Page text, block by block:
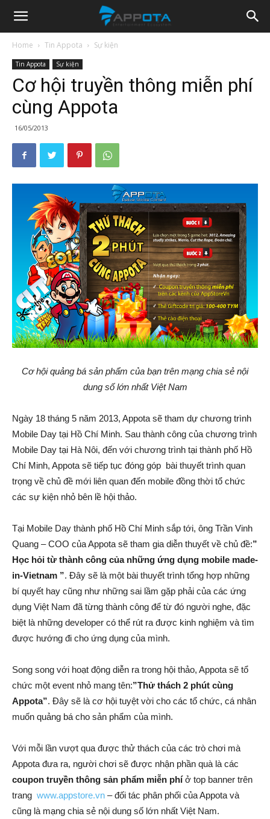
Appota
News
Home Tin Appota Sự kiện
Tin Appota Sự kiện
Cơ hội truyền thông miễn phí
cùng Appota
16/05/2013
Cơ hội quảng bá sản phẩm của bạn trên mạng chia sẻ nội
dung số lớn nhất Việt Nam
Ngày 18 tháng 5 năm 2013, Appota sẽ tham dự chương trình
Mobile Day tại Hồ Chí Minh. Sau thành công của chương trình
Mobile Day tại Hà Nôi, đến với chương trình tại thành phố Hồ
Chí Minh, Appota sẽ tiếp tục đóng góp bài thuyết trình quan
trọng về chủ đề mới liên quan đến mobile đồng thời tổ chức
các sự kiện nhỏ bên lề hội thảo.
Tại Mobile Day thành phố Hồ Chí Minh sắp tới, ông Trần Vinh
Quang – COO của Appota sẽ tham gia diễn thuyết về chủ đề:”
Học hỏi từ thành công của những ứng dụng mobile made-
in-Vietnam ”. Đây sẽ là một bài thuyết trình tổng hợp những
bí quyết hay cũng như những sai lầm gặp phải của các ứng
dụng Việt Nam đã từng thành công để từ đó người nghe, đặc
biệt là những developer có thể rút ra được kinh nghiệm và tìm
được hướng đi cho ứng dụng của mình.
Song song với hoạt động diễn ra trong hội thảo, Appota sẽ tổ
chức một event nhỏ mang tên:”Thử thách 2 phút cùng
Appota”. Đây sẽ là cơ hội tuyệt vời cho các tổ chức, cá nhân
muốn quảng bá cho sản phẩm của mình.
Với mỗi lần vượt qua được thử thách của các trò chơi mà
Appota đưa ra, người chơi sẽ được nhận phần quà là các
coupon truyền thông sản phẩm miễn phíở top banner trên
trang www.appstore.vn – đối tác phân phối của Appota và
cũng là mạng chia sẻ nội dung số lớn nhất Việt Nam.